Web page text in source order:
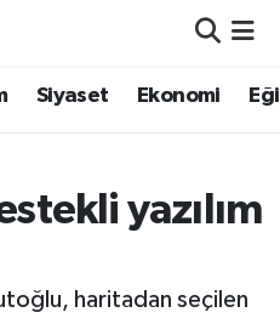
Siyaset Ekonomi
yazılım
haritadan seçilen